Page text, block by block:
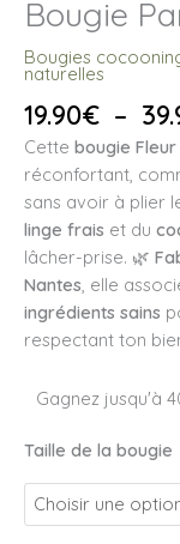
Bougie
Bougies
naturelles
19.90€ –
Cette bougie
réconfortant,
sans avoir à plier
linge frais et du
lâcher-prise. 🌿
Nantes, elle
ingrédients sains
respectant ton
Gagnez jusqu'à
Taille de la bougie